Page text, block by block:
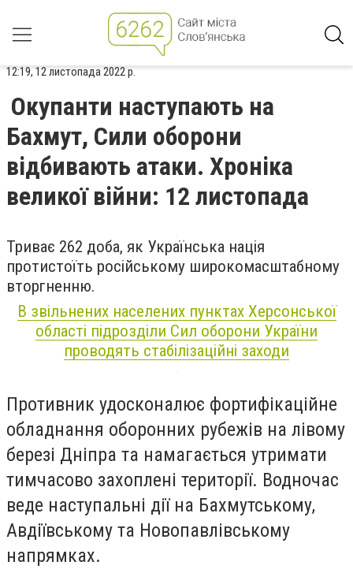
12:19, 12 листопада 2022 р.
Окупанти наступають на
Бахмут, Сили оборони
відбивають атаки. Хроніка
великої війни: 12 листопада
Триває 262 доба, як Українська нація
протистоїть російському широкомасштабному
вторгненню.
В звільнених населених пунктах Херсонської
області підрозділи Сил оборони України
проводять стабілізаційні заходи
Противник удосконалює фортифікаційне
обладнання оборонних рубежів на лівому
березі Дніпра та намагається утримати
тимчасово захоплені території. Водночас
веде наступальні дії на Бахмутському,
Авдіївському та Новопавлівському
напрямках.